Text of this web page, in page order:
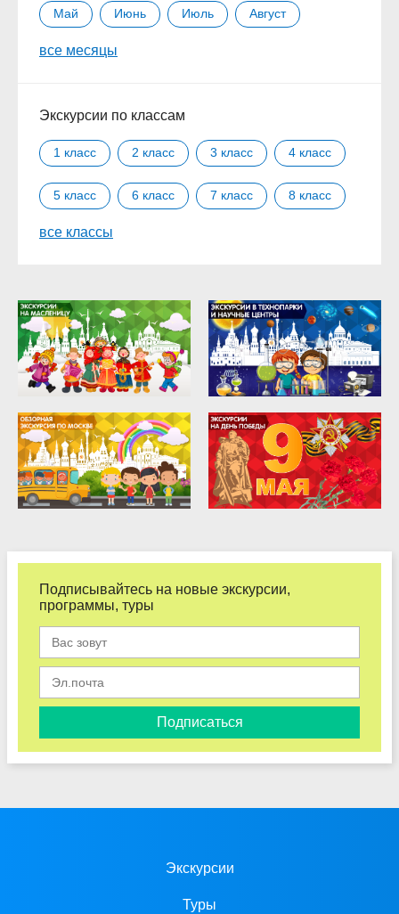
Май Июнь Июль Август
Сентябрь
все месяцы
Экскурсии по классам
1 класс 2 класс 3 класс 4 класс
5 класс 6 класс 7 класс 8 класс
9 класс
все классы
Подписывайтесь на новые экскурсии,
программы, туры
Подписаться
Экскурсии
Туры